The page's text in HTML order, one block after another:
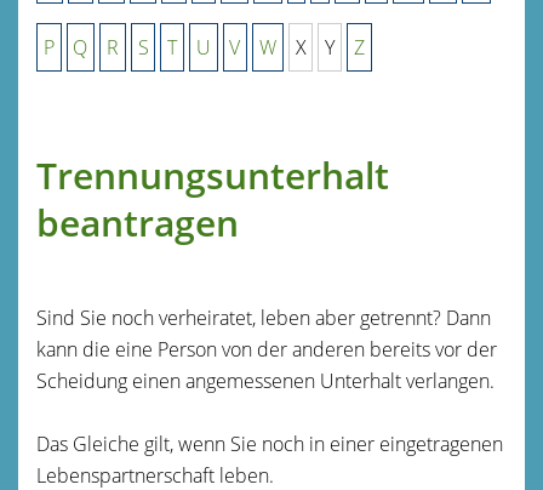
P Q R S T U V W X Y Z
Trennungsunterhalt
beantragen
Sind Sie noch verheiratet, leben aber getrennt? Dann
kann die eine Person von der anderen bereits vor der
Scheidung einen angemessenen Unterhalt verlangen.
Das Gleiche gilt, wenn Sie noch in einer eingetragenen
Lebenspartnerschaft leben.